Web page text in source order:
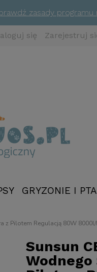
zasady programu
się Zarejestruj
GRYZONIE I
z Pilotem Regulacją 80W
Sunsun